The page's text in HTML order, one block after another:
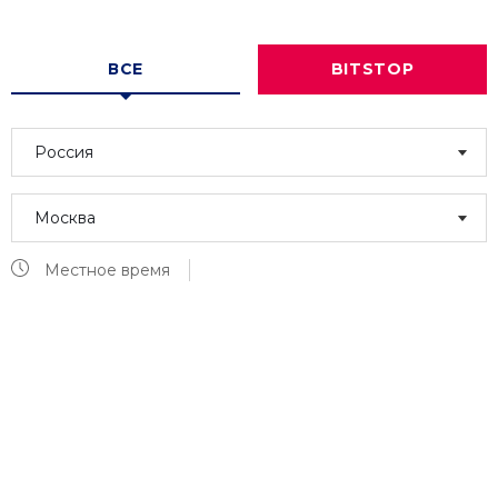
ВСЕ BITSTOP
Россия
Москва
Местное время